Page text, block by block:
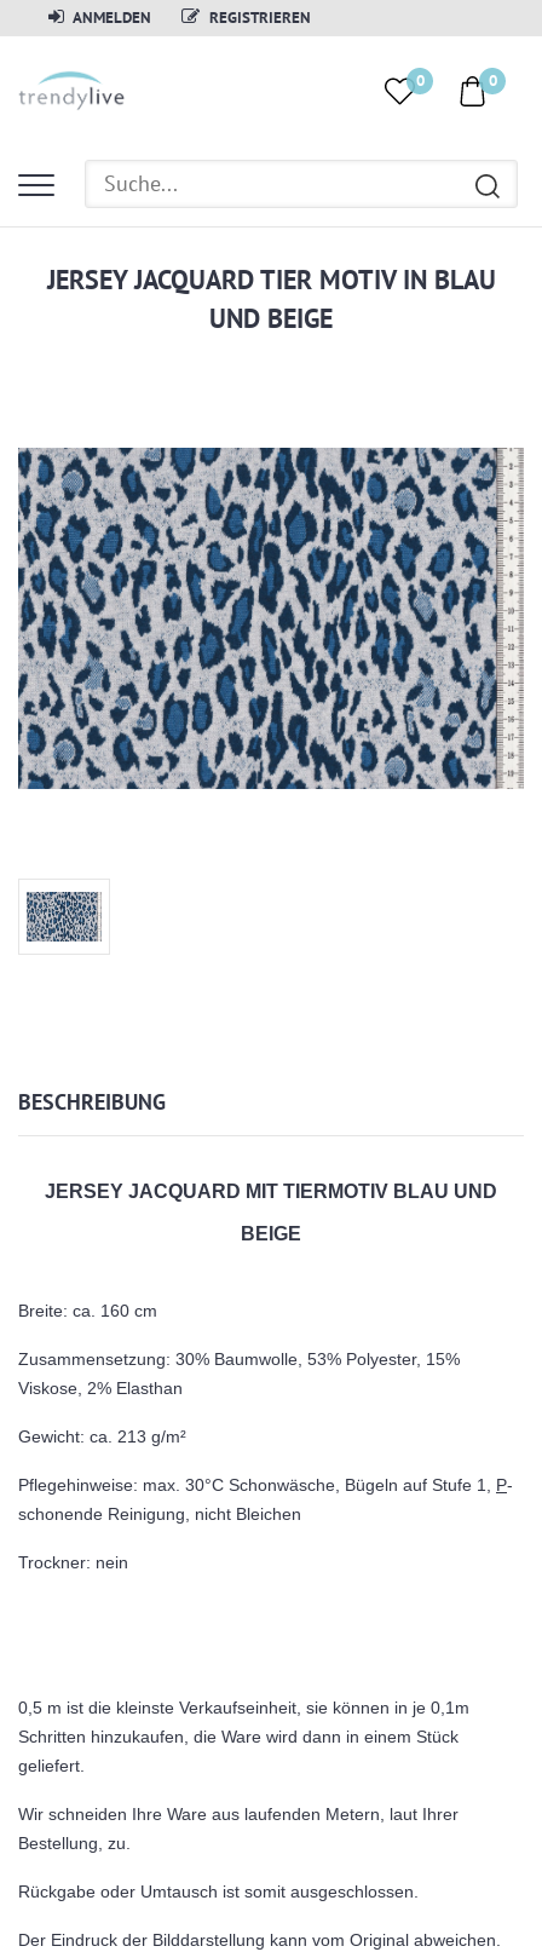
ANMELDEN REGISTRIEREN
0
0
JERSEY JACQUARD TIER MOTIV IN BLAU
UND BEIGE
BESCHREIBUNG
JERSEY JACQUARD MIT TIERMOTIV BLAU UND
BEIGE
Breite: ca. 160 cm
Zusammensetzung: 30% Baumwolle, 53% Polyester, 15%
Viskose, 2% Elasthan
Gewicht: ca. 213 g/m²
Pflegehinweise: max. 30°C Schonwäsche, Bügeln auf Stufe 1, P-
schonende Reinigung, nicht Bleichen
Trockner: nein
0,5 m ist die kleinste Verkaufseinheit, sie können in je 0,1m
Schritten hinzukaufen, die Ware wird dann in einem Stück
geliefert.
Wir schneiden Ihre Ware aus laufenden Metern, laut Ihrer
Bestellung, zu.
Rückgabe oder Umtausch ist somit ausgeschlossen.
Der Eindruck der Bilddarstellung kann vom Original abweichen.